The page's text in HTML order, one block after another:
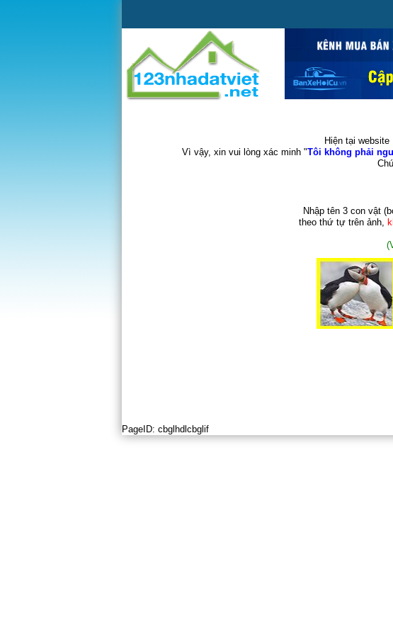
Hiện tại
Vì vậy, xin vui lòng xác minh "Tôi không phải
Nhập tên 3 con vật
theo thứ tự trên ảnh,
PageID: cbglhdlcbglif